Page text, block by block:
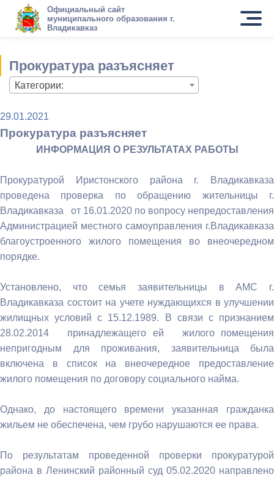
Официальный сайт
муниципального образования г.
Владикавказ
Прокуратура разъясняет
Категории:
29.01.2021
Прокуратура разъясняет
ИНФОРМАЦИЯ О РЕЗУЛЬТАТАХ РАБОТЫ
Прокуратурой Иристонского района г. Владикавказа
проведена проверка по обращению жительницы г.
Владикавказа от 16.01.2020 по вопросу непредоставления
Администрацией местного самоуправления г.Владикавказа
благоустроенного жилого помещения во внеочередном
порядке.
Установлено, что семья заявительницы в АМС г.
Владикавказа состоит на учете нуждающихся в улучшении
жилищных условий с 15.12.1989. В связи с признанием
28.02.2014 принадлежащего ей жилого помещения
непригодным для проживания, заявительница была
включена в список на внеочередное предоставление
жилого помещения по договору социального найма.
Однако, до настоящего времени указанная гражданка
жильем не обеспечена, чем грубо нарушаются ее права.
По результатам проведенной проверки прокуратурой
района в Ленинский районный суд 05.02.2020 направлено